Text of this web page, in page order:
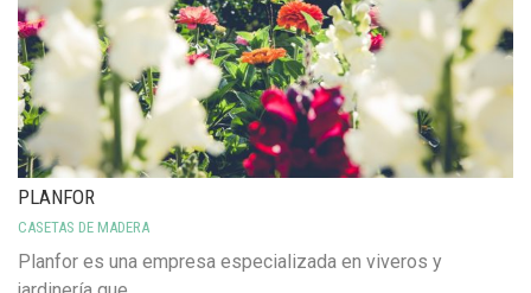
PLANFOR
CASETAS DE MADERA
Planfor es una empresa especializada en viveros y